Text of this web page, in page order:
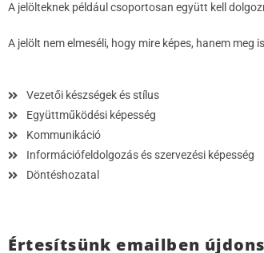
A jelölteknek például csoportosan együtt kell
A jelölt nem elmeséli, hogy mire képes, hanem
Vezetői készségek és stílus
Együttműködési képesség
Kommunikáció
Információfeldolgozás és szervezési képesség
Döntéshozatal
Értesítsünk emailben